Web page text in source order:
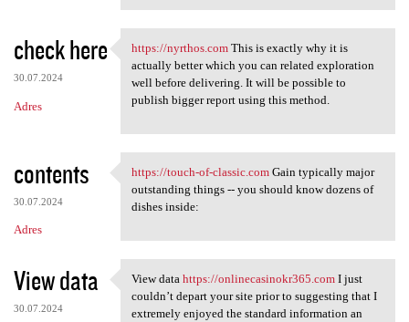
check here
30.07.2024
Adres
https://nyrthos.com This is
https://nyrthos.comThis is exactly why it is
actually better which you can related exploration
well before delivering. It will be possible to
publish bigger report using this method.
contents
30.07.2024
Adres
https://touch-of-classic.com
https://touch-of-classic.comGain typically major
outstanding things -- you should know dozens of
dishes inside:
View data
30.07.2024
View data https:/
View data https://onlinecasinokr365.comI just
couldn’t depart your site prior to suggesting that I
extremely enjoyed the standard information an